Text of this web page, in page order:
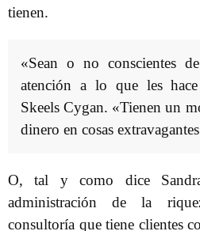
tienen.
«Sean o no conscientes
atención a lo que les
Skeels Cygan. «Tienen un
dinero en cosas
O, tal y como dice
administración de la
consultoría que tiene clientes